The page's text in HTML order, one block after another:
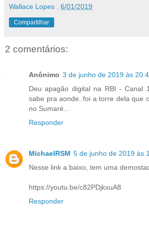
Wallace Lopes 6/01/2019
Compartilhar
2 comentários:
Anônimo 3 de junho de 2019 às
Deu apagão digital na RBI - Canal
sabe pra aonde..foi a torre dela que
no Sumaré...
Responder
MichaelRSM 5 de junho de 2019 às
Nesse link a baixo, tem uma
https://youtu.be/c82PDjkxuA8
Responder